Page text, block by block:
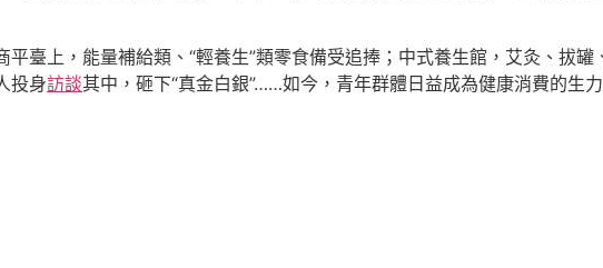
臺上，能量補給類、“輕養生”類零食備受追捧；中式養生館，艾灸、拔罐
投身訪談其中，砸下“真金白銀”……如今，青年群體日益成為健康消費的生